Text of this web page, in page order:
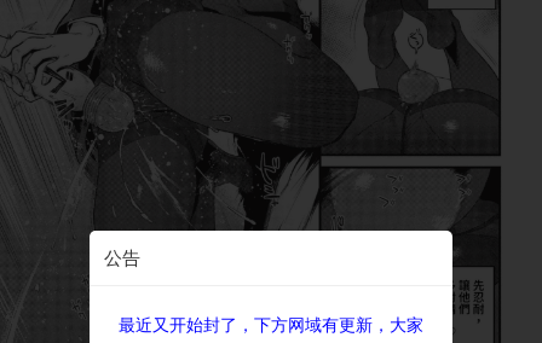
公告
最近又开始封了，下方网域有更新，大家